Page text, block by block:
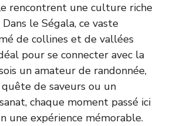
rencontrent une culture riche
le Ségala, ce vaste
de collines et de vallées
pour se connecter avec la
un amateur de randonnée,
de saveurs ou un
chaque moment passé ici
une expérience mémorable.